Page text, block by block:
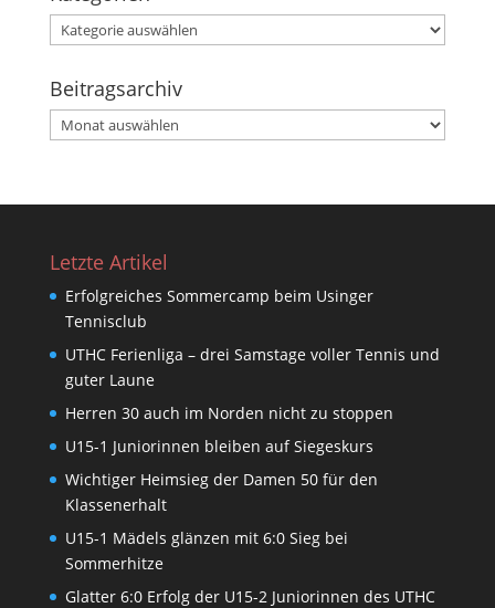
Kategorien
Beitragsarchiv
Beitragsarchiv
Letzte Artikel
Erfolgreiches Sommercamp beim Usinger
Tennisclub
UTHC Ferienliga – drei Samstage voller Tennis und
guter Laune
Herren 30 auch im Norden nicht zu stoppen
U15-1 Juniorinnen bleiben auf Siegeskurs
Wichtiger Heimsieg der Damen 50 für den
Klassenerhalt
U15-1 Mädels glänzen mit 6:0 Sieg bei
Sommerhitze
Glatter 6:0 Erfolg der U15-2 Juniorinnen des UTHC